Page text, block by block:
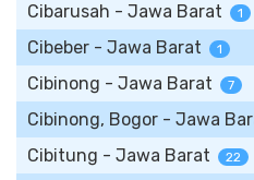
Cibarusah - Jawa Barat 1
Cibeber - Jawa Barat 1
Cibinong - Jawa Barat 7
Cibinong, Bogor - Jawa
Cibitung - Jawa Barat 22